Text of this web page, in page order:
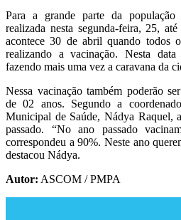
Para a grande parte da
realizada nesta segunda-feira, 25,
acontece 30 de abril quando todos
realizando a vacinação. Nesta
fazendo mais uma vez a caravana da
Nessa vacinação também poderão
de 02 anos. Segundo a
Municipal de Saúde, Nádya Raquel,
passado. “No ano passado
correspondeu a 90%. Neste ano
destacou Nádya.
Autor: ASCOM / PMPA